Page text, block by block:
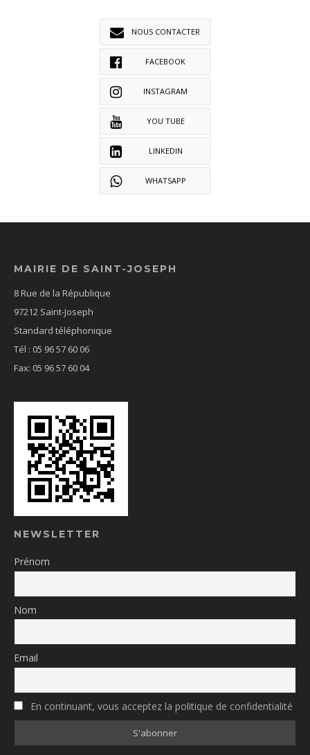
NOUS CONTACTER
FACEBOOK
INSTAGRAM
YOU TUBE
LINKEDIN
WHATSAPP
MAIRIE DE SAINT-JOSEPH
8 Rue de la République
97212 Saint-Joseph
Standard téléphonique
Tél : 05 96 57 60 06
Fax: 05 96 57 60 04
NEWSLETTER
Prénom
Nom
Email
En continuant, vous acceptez la politique de confidentialité